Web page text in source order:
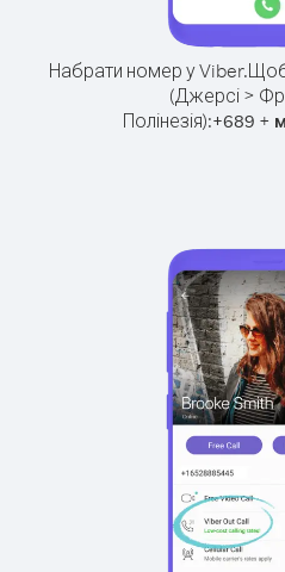
Набрати номер у Viber.Щоб
(Джерсі >
Полінезія):+689 +